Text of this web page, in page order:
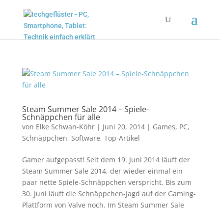
Steam Summer Sale 2014 – Spiele-
Schnäppchen für alle
von Elke Schwan-Köhr| Juni 20, 2014| Games, PC,
Schnäppchen, Software, Top-Artikel
Gamer aufgepasst! Seit dem 19. Juni 2014 läuft der
Steam Summer Sale 2014, der wieder einmal ein
paar nette Spiele-Schnäppchen verspricht. Bis zum
30. Juni läuft die Schnäppchen-Jagd auf der Gaming-
Plattform von Valve noch. Im Steam Summer Sale